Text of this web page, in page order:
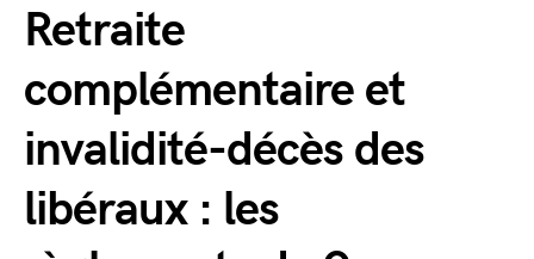
Retraite
complémentaire et
invalidité-décès des
libéraux : les